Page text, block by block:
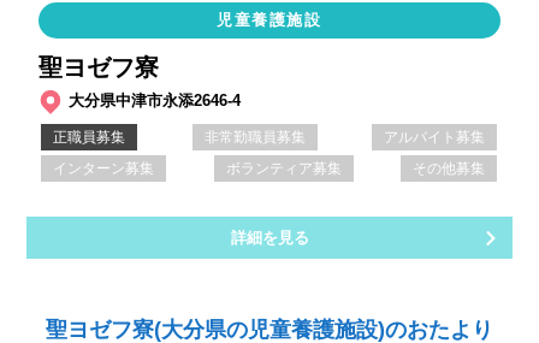
児童養護施設
聖ヨゼフ寮
大分県中津市永添2646-4
正職員募集 非常勤職員募集
アルバイト募集
インターン募集
ボランティア募集 その他募集
詳細を見る
聖ヨゼフ寮(大分県の児童養護施設)のおたより